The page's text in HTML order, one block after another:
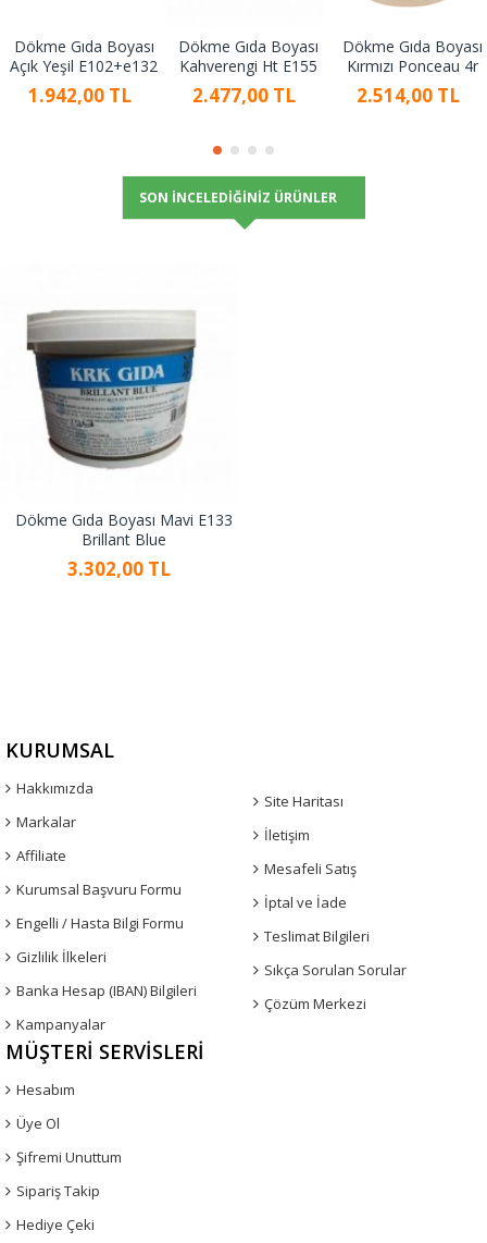
Dökme Gıda Boyası
Açık Yeşil E102+e132
1.942,00 TL
Dökme Gıda Boyası
Kahverengi Ht E155
2.477,00 TL
Dökme Gıda Boyası
Kırmızı Ponceau 4r
2.514,00 TL
SON İNCELEDIĞINIZ ÜRÜNLER
Dökme Gıda Boyası Mavi E133
Brillant Blue
3.302,00 TL
KURUMSAL
Hakkımızda
Markalar
Affiliate
Kurumsal Başvuru Formu
Engelli / Hasta Bilgi Formu
Gizlilik İlkeleri
Banka Hesap (IBAN) Bilgileri
Kampanyalar
Site Haritası
İletişim
Mesafeli Satış
İptal ve İade
Teslimat Bilgileri
Sıkça Sorulan Sorular
Çözüm Merkezi
MÜŞTERI SERVISLERI
Hesabım
Üye Ol
Şifremi Unuttum
Sipariş Takip
Hediye Çeki